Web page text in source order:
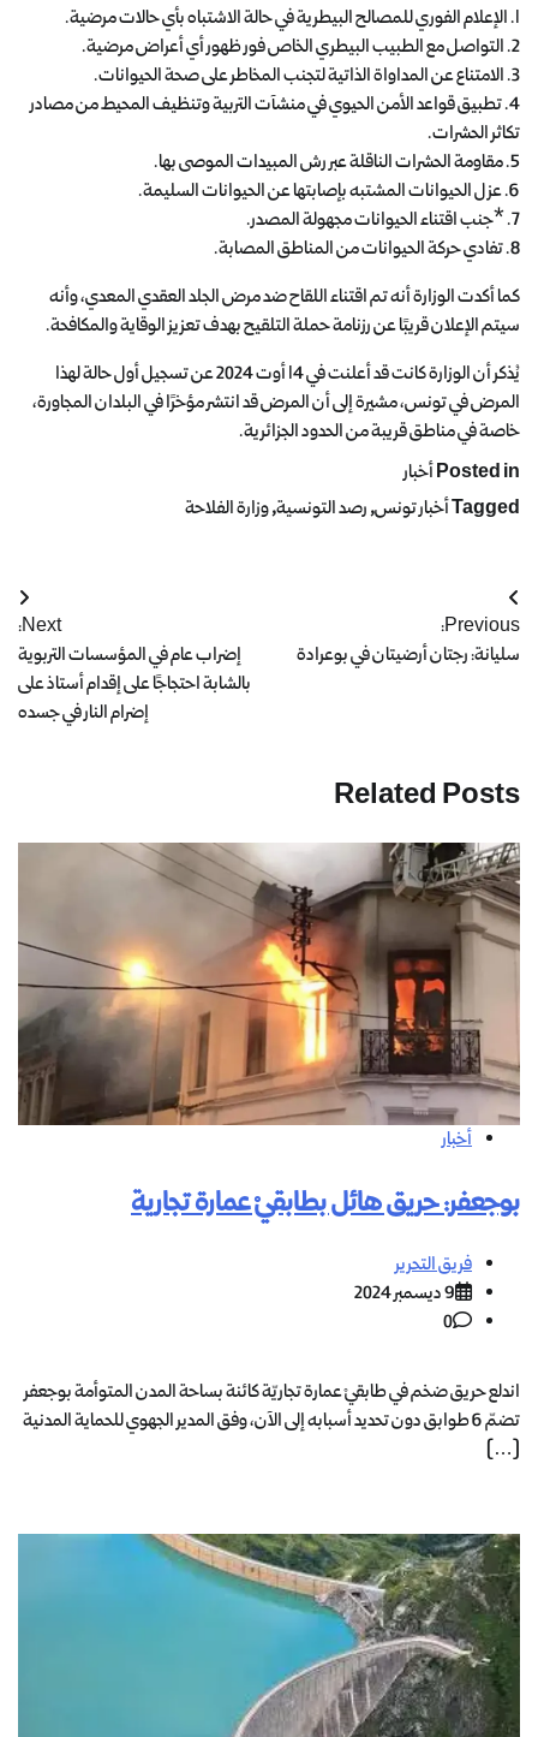
1. الإعلام الفوري للمصالح البيطرية في حالة الاشتباه بأي حالات مرضية.
2. التواصل مع الطبيب البيطري الخاص فور ظهور أي أعراض مرضية.
3. الامتناع عن المداواة الذاتية لتجنب المخاطر على صحة الحيوانات.
4. تطبيق قواعد الأمن الحيوي في منشآت التربية وتنظيف المحيط من مصادر
تكاثر الحشرات.
5. مقاومة الحشرات الناقلة عبر رش المبيدات الموصى بها.
6. عزل الحيوانات المشتبه بإصابتها عن الحيوانات السليمة.
7. *جنب اقتناء الحيوانات مجهولة المصدر.
8. تفادي حركة الحيوانات من المناطق المصابة.
كما أكدت الوزارة أنه تم اقتناء اللقاح ضد مرض الجلد العقدي المعدي، وأنه
سيتم الإعلان قريبًا عن رزنامة حملة التلقيح بهدف تعزيز الوقاية والمكافحة.
يُذكر أن الوزارة كانت قد أعلنت في 14 أوت 2024 عن تسجيل أول حالة لهذا
المرض في تونس، مشيرة إلى أن المرض قد انتشر مؤخرًا في البلدان المجاورة،
خاصة في مناطق قريبة من الحدود الجزائرية.
Posted inأخبار
Taggedأخبار تونس,رصد التونسية,وزارة الفلاحة
Previous:
سليانة: رجتان أرضيتان في بوعرادة
Next:
إضراب عام في المؤسسات التربوية
بالشابة احتجاجًا على إقدام أستاذ على
إضرام النار في جسده
Related Posts
أخبار
بوجعفر: حريق هائل بطابقيْ عمارة تجارية
فريق التحرير
9 ديسمبر 2024
0
اندلع حريق ضخم في طابقيْ عمارة تجاريّة كائنة بساحة المدن المتوأمة بوجعفر
تضمّ 6 طوابق دون تحديد أسبابه إلى الآن، وفق المدير الجهوي للحماية المدنية
[…]